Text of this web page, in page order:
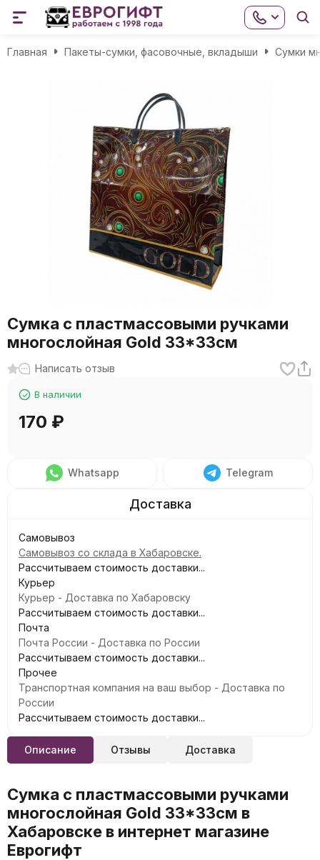
Главная Пакеты-сумки, фасовочные, вкладыши Сумки
Сумка с пластмассовыми ручками
многослойная Gold 33*33см
Написать отзыв
В наличии
170 ₽
Whatsapp Telegram
Самовывоз
Самовывоз со склада в Хабаровске.
Рассчитываем стоимость доставки...
Курьер
Курьер - Доставка по Хабаровску
Рассчитываем стоимость доставки...
Почта
Почта России - Доставка по России
Рассчитываем стоимость доставки...
Прочее
Транспортная компания на ваш выбор - Доставка по
России
Рассчитываем стоимость доставки...
Описание Отзывы Доставка
Сумка с пластмассовыми ручками
многослойная Gold 33*33см в
Хабаровске в интернет магазине
Еврогифт